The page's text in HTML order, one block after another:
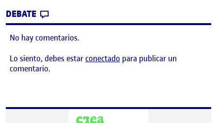
DEBATE
No hay comentarios.
Lo siento, debes estarconectado para publicar un
comentario.